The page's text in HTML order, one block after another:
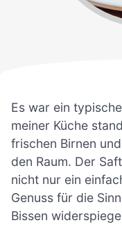
Es war ein
meiner Küche
frischen Birnen
den Raum. Der
nicht nur ein
Genuss für die
Bissen